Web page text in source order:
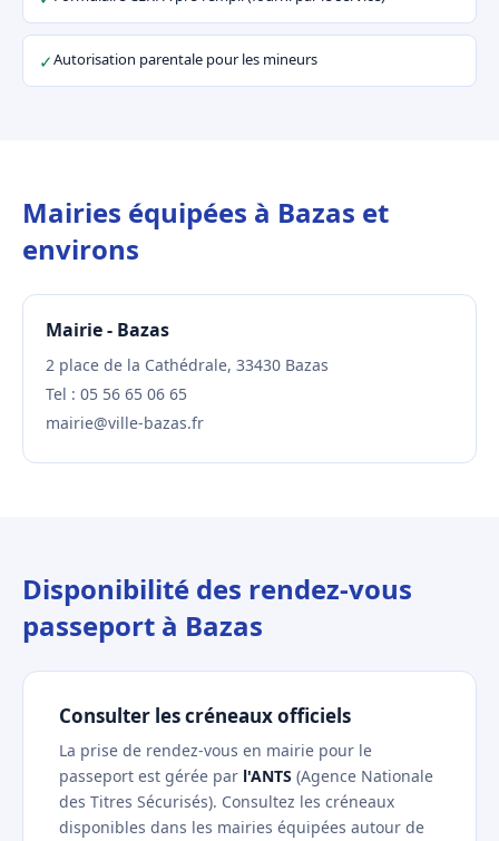
✓Autorisation parentale pour les mineurs
Mairies équipées à Bazas et
environs
Mairie - Bazas
2 place de la Cathédrale, 33430 Bazas
Tel : 05 56 65 06 65
mairie@ville-bazas.fr
Disponibilité des rendez-vous
passeport à Bazas
Consulter les créneaux officiels
La prise de rendez-vous en mairie pour le
passeport est gérée par l'ANTS (Agence Nationale
des Titres Sécurisés). Consultez les créneaux
disponibles dans les mairies équipées autour de